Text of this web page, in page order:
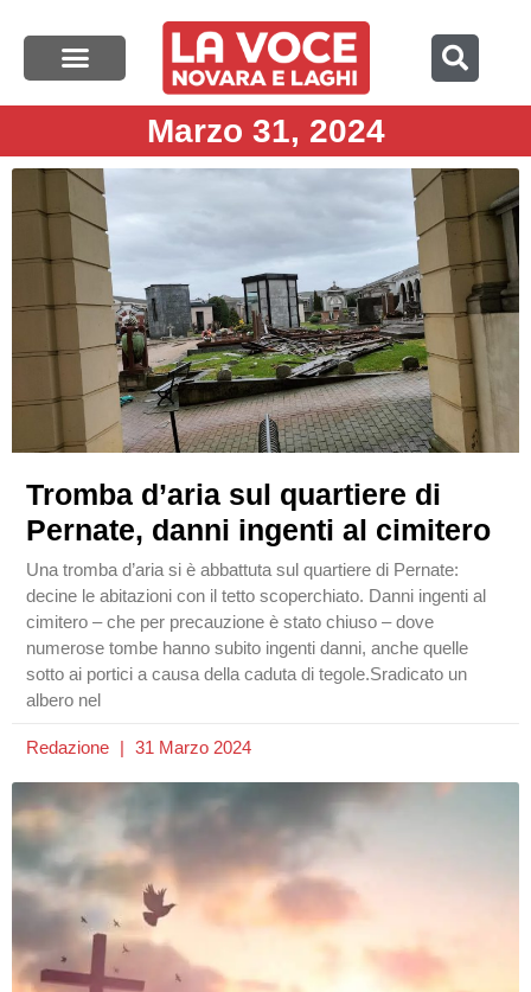
Marzo 31, 2024
Tromba d’aria sul quartiere di
Pernate, danni ingenti al cimitero
Una tromba d’aria si è abbattuta sul quartiere di Pernate:
decine le abitazioni con il tetto scoperchiato. Danni ingenti al
cimitero – che per precauzione è stato chiuso – dove
numerose tombe hanno subito ingenti danni, anche quelle
sotto ai portici a causa della caduta di tegole.Sradicato un
albero nel
Redazione 31 Marzo 2024